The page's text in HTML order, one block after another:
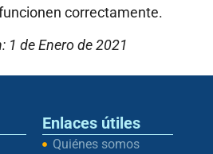
correctamente.
1 de Enero de 2021
Enlaces útiles
Quiénes somos